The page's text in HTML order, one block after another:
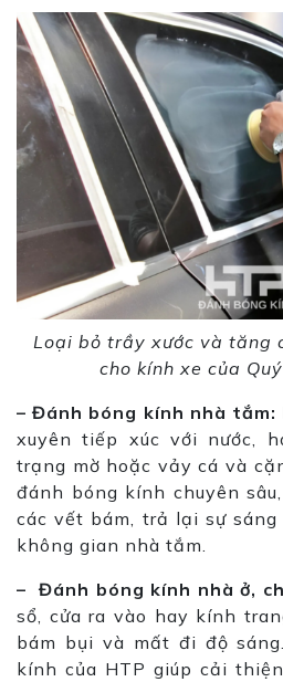
Loại bỏ trầy xước và tăng
cho kính xe của
– Đánh bóng kính nhà tắm:
xuyên tiếp xúc với nước,
trạng mờ hoặc vảy cá và
đánh bóng kính chuyên
các vết bám, trả lại sự
không gian nhà tắm.
– Đánh bóng kính nhà ở,
sổ, cửa ra vào hay kính
bám bụi và mất đi độ
kính của HTP giúp cải